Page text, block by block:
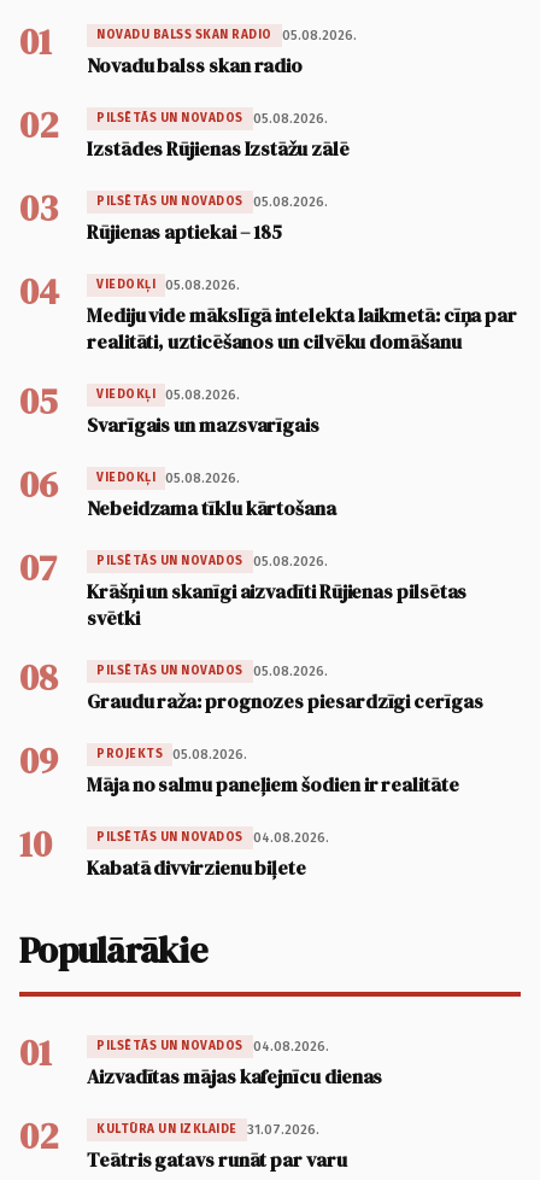
01 NOVADU BALSS SKAN RADIO 05.08.2026.
Novadu balss skan radio
02 PILSĒTĀS UN NOVADOS 05.08.2026.
Izstādes Rūjienas Izstāžu zālē
03 PILSĒTĀS UN NOVADOS 05.08.2026.
Rūjienas aptiekai – 185
04 VIEDOKĻI 05.08.2026.
Mediju vide mākslīgā intelekta laikmetā: cīņa par
realitāti, uzticēšanos un cilvēku domāšanu
05 VIEDOKĻI 05.08.2026.
Svarīgais un mazsvarīgais
06 VIEDOKĻI 05.08.2026.
Nebeidzama tīklu kārtošana
07 PILSĒTĀS UN NOVADOS 05.08.2026.
Krāšņi un skanīgi aizvadīti Rūjienas pilsētas
svētki
08 PILSĒTĀS UN NOVADOS 05.08.2026.
Graudu raža: prognozes piesardzīgi cerīgas
09 PROJEKTS 05.08.2026.
Māja no salmu paneļiem šodien ir realitāte
10 PILSĒTĀS UN NOVADOS 04.08.2026.
Kabatā divvirzienu biļete
Populārākie
01 PILSĒTĀS UN NOVADOS 04.08.2026.
Aizvadītas mājas kafejnīcu dienas
02 KULTŪRA UN IZKLAIDE 31.07.2026.
Teātris gatavs runāt par varu